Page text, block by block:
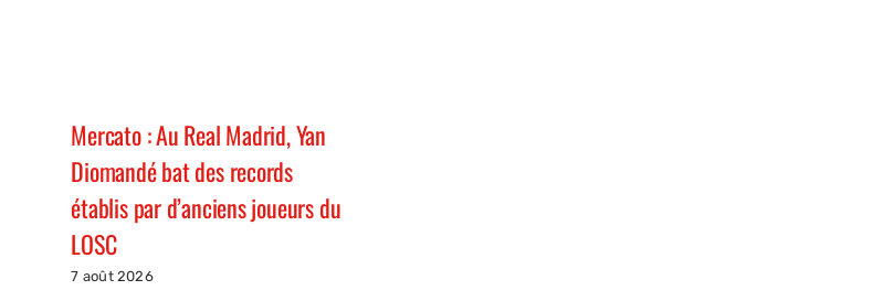
Mercato : Au Real Madrid, Yan
Diomandé bat des records
établis par d’anciens joueurs du
LOSC
7 août 2026